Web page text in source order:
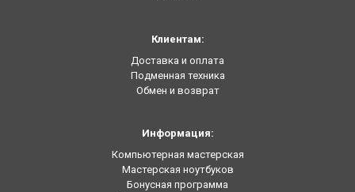
Клиентам:
Доставка и оплата
Подменная техника
Обмен и возврат
Информация:
Компьютерная мастерская
Мастерская ноутбуков
Бонусная программа